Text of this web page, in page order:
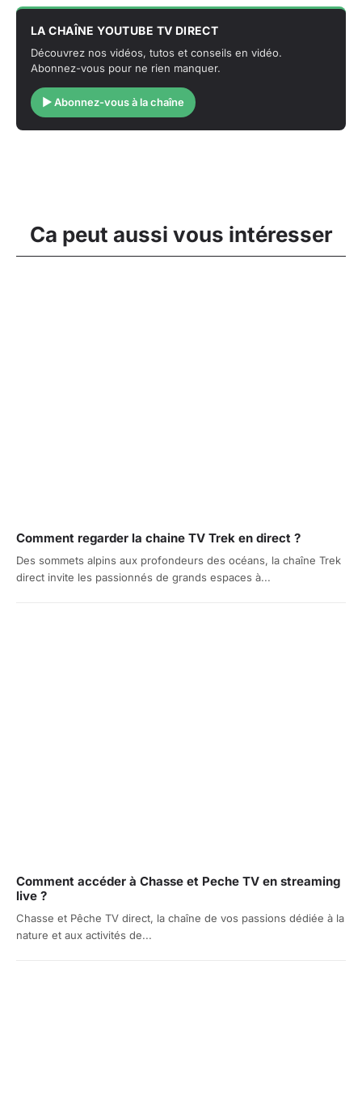
LA CHAÎNE YOUTUBE TV DIRECT
Découvrez nos vidéos, tutos et conseils en vidéo.
Abonnez-vous pour ne rien manquer.
▶ Abonnez-vous à la chaîne
Ca peut aussi vous intéresser
Comment regarder la chaine TV Trek en direct ?
Des sommets alpins aux profondeurs des océans, la chaîne Trek
direct invite les passionnés de grands espaces à...
Comment accéder à Chasse et Peche TV en streaming
live ?
Chasse et Pêche TV direct, la chaîne de vos passions dédiée à la
nature et aux activités de...